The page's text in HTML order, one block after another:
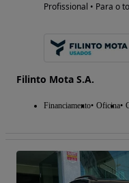
Profissional • Para o
Filinto Mota S.A.
Financiamento Oficina